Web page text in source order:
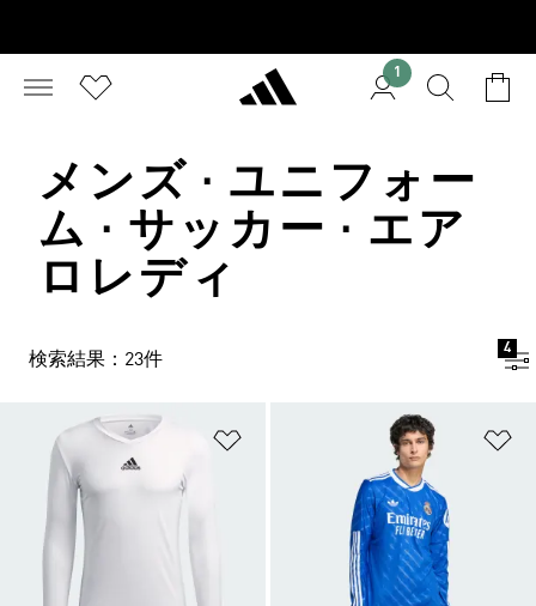
1
メンズ · ユニフォー
ム · サッカー · エア
ロレディ
検索結果：23件
4
ほしいものリストに追加